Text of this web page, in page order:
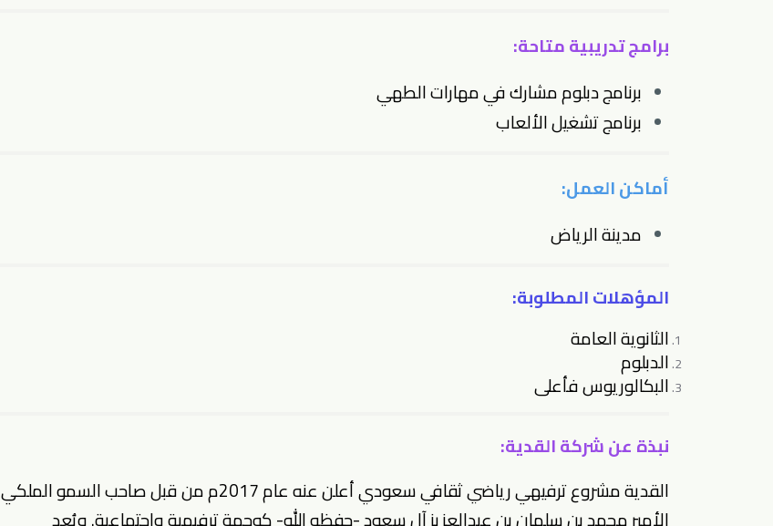
برامج تدريبية متاحة:
برنامج دبلوم مشارك في مهارات الطهي
برنامج تشغيل الألعاب
أماكن العمل:
مدينة الرياض
المؤهلات المطلوبة:
الثانوية العامة
الدبلوم
البكالوريوس فأعلى
نبذة عن شركة القدية:
القدية مشروع ترفيهي رياضي ثقافي سعودي أعلن عنه عام 2017م من قبل صاحب السمو الملكي